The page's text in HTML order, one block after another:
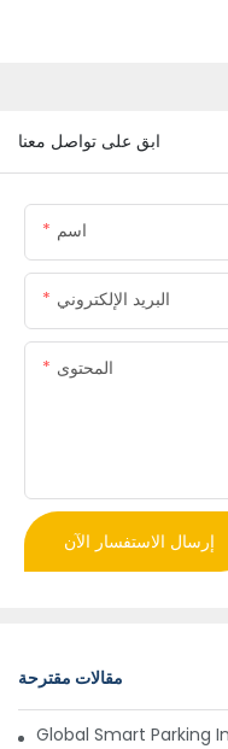
ابق على تواصل معنا
اسم
البريد الإلكتروني
المحتوى
إرسال الاستفسار الآن
مقالات مقترحة
Global Smart Parking